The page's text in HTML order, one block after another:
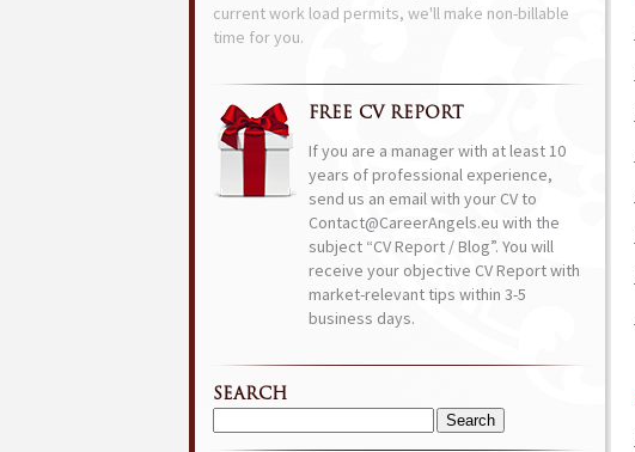
current work load permits, we'll make non-billable
time for you.
FREE CV REPORT
If you are a manager with at least 10
years of professional experience,
send us an email with your CV to
Contact@CareerAngels.eu with the
subject “CV Report / Blog”. You will
receive your objective CV Report with
market-relevant tips within 3-5
business days.
SEARCH
Search